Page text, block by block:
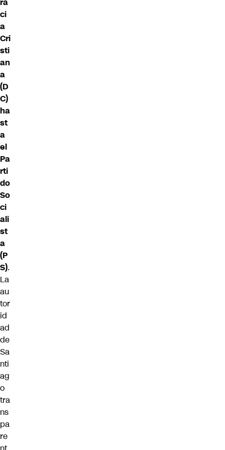
ci
a
Cri
sti
an
a
(D
C)
ha
st
a
el
Pa
rti
do
So
ci
ali
st
a
(P
S).
La
au
tor
id
ad
de
Sa
nti
ag
o
tra
ns
pa
re